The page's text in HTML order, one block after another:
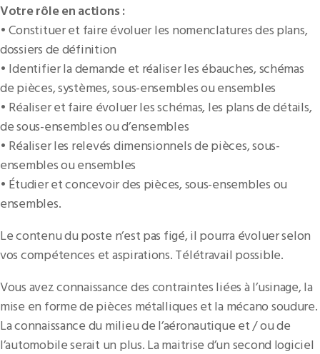
Votre rôle en actions :
• Constituer et faire évoluer les nomenclatures des plans,
dossiers de définition
• Identifier la demande et réaliser les ébauches, schémas
de pièces, systèmes, sous-ensembles ou ensembles
• Réaliser et faire évoluer les schémas, les plans de détails,
de sous-ensembles ou d’ensembles
• Réaliser les relevés dimensionnels de pièces, sous-
ensembles ou ensembles
• Étudier et concevoir des pièces, sous-ensembles ou
ensembles.
Le contenu du poste n’est pas figé, il pourra évoluer selon
vos compétences et aspirations. Télétravail possible.
Vous avez connaissance des contraintes liées à l’usinage, la
mise en forme de pièces métalliques et la mécano soudure.
La connaissance du milieu de l’aéronautique et / ou de
l’automobile serait un plus. La maitrise d’un second logiciel